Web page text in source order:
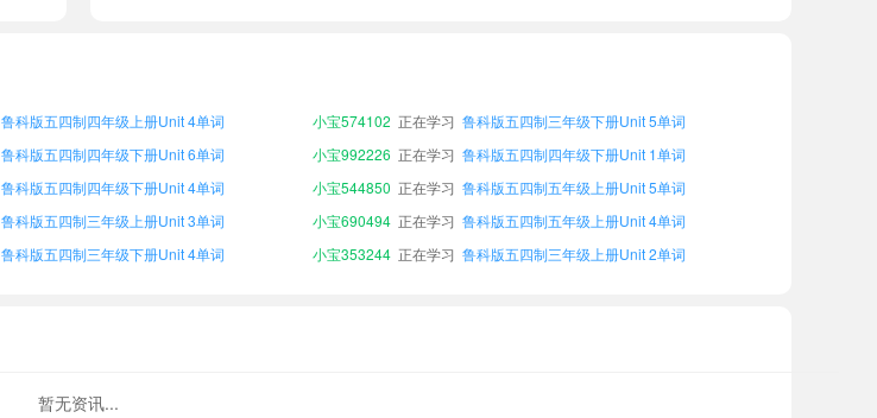
鲁科版五四制四年级上册Unit 4单词 小宝574102 正在学习 鲁科版五四制三年级下册Unit 5单词
鲁科版五四制四年级下册Unit 6单词 小宝992226 正在学习 鲁科版五四制四年级下册Unit 1单词
鲁科版五四制四年级下册Unit 4单词 小宝544850 正在学习 鲁科版五四制五年级上册Unit 5单词
鲁科版五四制三年级上册Unit 3单词 小宝690494 正在学习 鲁科版五四制五年级上册Unit 4单词
鲁科版五四制三年级下册Unit 4单词 小宝353244 正在学习 鲁科版五四制三年级上册Unit 2单词
暂无资讯...